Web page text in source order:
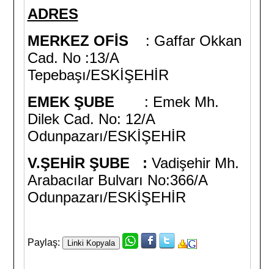
ADRES
MERKEZ OFİS : Gaffar Okkan
Cad. No :13/A
Tepebaşı/ESKİŞEHİR
EMEK ŞUBE : Emek Mh.
Dilek Cad. No: 12/A
Odunpazarı/ESKİŞEHİR
V.ŞEHİR ŞUBE : Vadişehir Mh.
Arabacılar Bulvarı No:366/A
Odunpazarı/ESKİŞEHİR
Paylaş: